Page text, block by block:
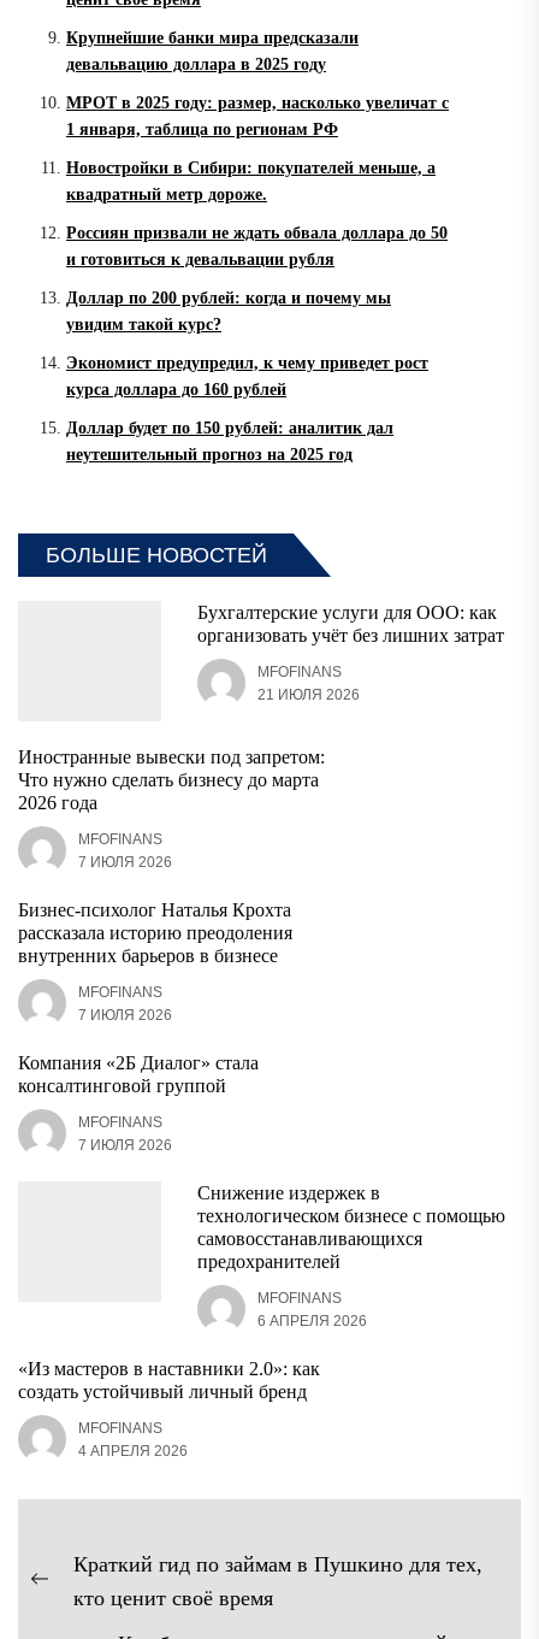
Крупнейшие банки мира предсказали
девальвацию доллара в 2025 году
МРОТ в 2025 году: размер, насколько увеличат с
1 января, таблица по регионам РФ
Новостройки в Сибири: покупателей меньше, а
квадратный метр дороже.
Россиян призвали не ждать обвала доллара до 50
и готовиться к девальвации рубля
Доллар по 200 рублей: когда и почему мы
увидим такой курс?
Экономист предупредил, к чему приведет рост
курса доллара до 160 рублей
Доллар будет по 150 рублей: аналитик дал
неутешительный прогноз на 2025 год
БОЛЬШЕ НОВОСТЕЙ
Бухгалтерские услуги для ООО: как
организовать учёт без лишних затрат
MFOFINANS
21 ИЮЛЯ 2026
Иностранные вывески под запретом:
Что нужно сделать бизнесу до марта
2026 года
MFOFINANS
7 ИЮЛЯ 2026
Бизнес-психолог Наталья Крохта
рассказала историю преодоления
внутренних барьеров в бизнесе
MFOFINANS
7 ИЮЛЯ 2026
Компания «2Б Диалог» стала
консалтинговой группой
MFOFINANS
7 ИЮЛЯ 2026
Снижение издержек в
технологическом бизнесе с помощью
самовосстанавливающихся
предохранителей
MFOFINANS
6 АПРЕЛЯ 2026
«Из мастеров в наставники 2.0»: как
создать устойчивый личный бренд
MFOFINANS
4 АПРЕЛЯ 2026
Навигация
по
записям
Предыдущая
Краткий гид по займам в Пушкино для тех,
кто ценит своё время